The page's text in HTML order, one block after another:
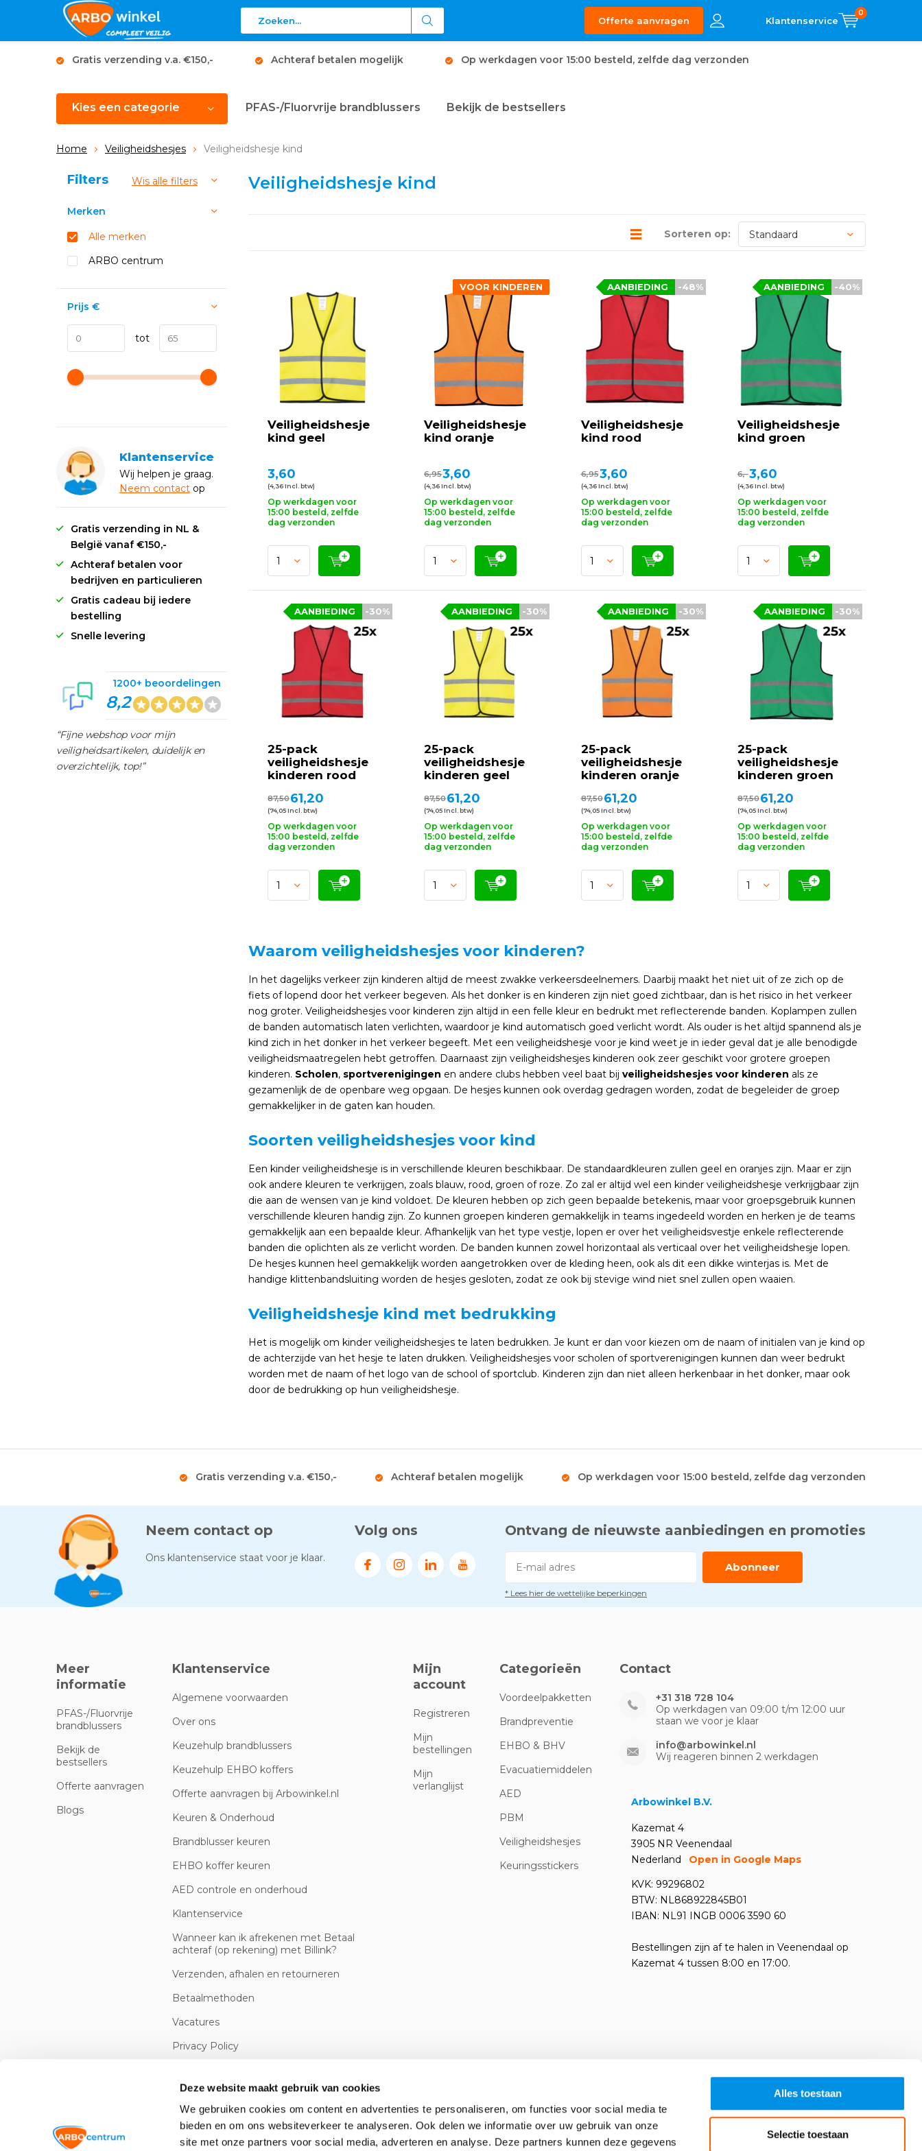
Deze website maakt gebruik van cookies
We gebruiken cookies om content en advertenties te personaliseren, om functies voor social media te
bieden en om ons websiteverkeer te analyseren. Ook delen we informatie over uw gebruik van onze
site met onze partners voor social media, adverteren en analyse. Deze partners kunnen deze gegevens
Alles toestaan
Selectie toestaan
Offerte aanvragen
0
Gratis verzending v.a. €150,- Achteraf betalen mogelijk Op werkdagen voor 15:00 besteld, zelfde dag verzonden
Kies een categorie PFAS-/Fluorvrije brandblussers Bekijk de bestsellers
Home Veiligheidshesjes Veiligheidshesje kind
Veiligheidshesje kind
Sorteren op:
Veiligheidshesje
kind geel
3,60
(4,36 Incl. btw)
Op werkdagen voor
15:00 besteld, zelfde
dag verzonden
Veiligheidshesje
kind oranje
VOOR KINDEREN
6,953,60
(4,36 Incl. btw)
Op werkdagen voor
15:00 besteld, zelfde
dag verzonden
Veiligheidshesje
kind rood
-48%
AANBIEDING
6,953,60
(4,36 Incl. btw)
Op werkdagen voor
15:00 besteld, zelfde
dag verzonden
Veiligheidshesje
kind groen
-40%
AANBIEDING
6,-3,60
(4,36 Incl. btw)
Op werkdagen voor
15:00 besteld, zelfde
dag verzonden
25-pack
veiligheidshesje
kinderen rood
-30%
AANBIEDING
87,5061,20
(74,05 Incl. btw)
Op werkdagen voor
15:00 besteld, zelfde
dag verzonden
25-pack
veiligheidshesje
kinderen geel
-30%
AANBIEDING
87,5061,20
(74,05 Incl. btw)
Op werkdagen voor
15:00 besteld, zelfde
dag verzonden
25-pack
veiligheidshesje
kinderen oranje
-30%
AANBIEDING
87,5061,20
(74,05 Incl. btw)
Op werkdagen voor
15:00 besteld, zelfde
dag verzonden
25-pack
veiligheidshesje
kinderen groen
-30%
AANBIEDING
87,5061,20
(74,05 Incl. btw)
Op werkdagen voor
15:00 besteld, zelfde
dag verzonden
Waarom veiligheidshesjes voor kinderen?
In het dagelijks verkeer zijn kinderen altijd de meest zwakke verkeersdeelnemers. Daarbij maakt het niet uit of ze zich op de
fiets of lopend door het verkeer begeven. Als het donker is en kinderen zijn niet goed zichtbaar, dan is het risico in het verkeer
nog groter. Veiligheidshesjes voor kinderen zijn altijd in een felle kleur en bedrukt met reflecterende banden. Koplampen zullen
de banden automatisch laten verlichten, waardoor je kind automatisch goed verlicht wordt. Als ouder is het altijd spannend als je
kind zich in het donker in het verkeer begeeft. Met een veiligheidshesje voor je kind weet je in ieder geval dat je alle benodigde
veiligheidsmaatregelen hebt getroffen. Daarnaast zijn veiligheidshesjes kinderen ook zeer geschikt voor grotere groepen
kinderen. Scholen, sportverenigingen en andere clubs hebben veel baat bij veiligheidshesjes voor kinderen als ze
gezamenlijk de de openbare weg opgaan. De hesjes kunnen ook overdag gedragen worden, zodat de begeleider de groep
gemakkelijker in de gaten kan houden.
Soorten veiligheidshesjes voor kind
Een kinder veiligheidshesje is in verschillende kleuren beschikbaar. De standaardkleuren zullen geel en oranjes zijn. Maar er zijn
ook andere kleuren te verkrijgen, zoals blauw, rood, groen of roze. Zo zal er altijd wel een kinder veiligheidshesje verkrijgbaar zijn
die aan de wensen van je kind voldoet. De kleuren hebben op zich geen bepaalde betekenis, maar voor groepsgebruik kunnen
verschillende kleuren handig zijn. Zo kunnen groepen kinderen gemakkelijk in teams ingedeeld worden en herken je de teams
gemakkelijk aan een bepaalde kleur. Afhankelijk van het type vestje, lopen er over het veiligheidsvestje enkele reflecterende
banden die oplichten als ze verlicht worden. De banden kunnen zowel horizontaal als verticaal over het veiligheidshesje lopen.
De hesjes kunnen heel gemakkelijk worden aangetrokken over de kleding heen, ook als dit een dikke winterjas is. Met de
handige klittenbandsluiting worden de hesjes gesloten, zodat ze ook bij stevige wind niet snel zullen open waaien.
Veiligheidshesje kind met bedrukking
Het is mogelijk om kinder veiligheidshesjes te laten bedrukken. Je kunt er dan voor kiezen om de naam of initialen van je kind op
de achterzijde van het hesje te laten drukken. Veiligheidshesjes voor scholen of sportverenigingen kunnen dan weer bedrukt
worden met de naam of het logo van de school of sportclub. Kinderen zijn dan niet alleen herkenbaar in het donker, maar ook
door de bedrukking op hun veiligheidshesje.
Sorteren op:
Filters Wis alle filters
Merken
Alle merken
ARBO centrum
Prijs €
tot
Klantenservice
Wij helpen je graag.
Neem contact op
Gratis verzending in NL &
België vanaf €150,-
Achteraf betalen voor
bedrijven en particulieren
Gratis cadeau bij iedere
bestelling
Snelle levering
8,2
1200+ beoordelingen
“Fijne webshop voor mijn
veiligheidsartikelen, duidelijk en
overzichtelijk, top!”
Gratis verzending v.a. €150,- Achteraf betalen mogelijk Op werkdagen voor 15:00 besteld, zelfde dag verzonden
Neem contact op
Ons klantenservice staat voor je klaar.
Volg ons Ontvang de nieuwste aanbiedingen en promoties
Abonneer
* Lees hier de wettelijke beperkingen
Meer
informatie
PFAS-/Fluorvrije
brandblussers
Bekijk de
bestsellers
Offerte aanvragen
Blogs
Klantenservice
Algemene voorwaarden
Over ons
Keuzehulp brandblussers
Keuzehulp EHBO koffers
Offerte aanvragen bij Arbowinkel.nl
Keuren & Onderhoud
Brandblusser keuren
EHBO koffer keuren
AED controle en onderhoud
Klantenservice
Wanneer kan ik afrekenen met Betaal
achteraf (op rekening) met Billink?
Verzenden, afhalen en retourneren
Betaalmethoden
Vacatures
Privacy Policy
Mijn
account
Registreren
Mijn
bestellingen
Mijn
verlanglijst
Categorieën
Voordeelpakketten
Brandpreventie
EHBO & BHV
Evacuatiemiddelen
AED
PBM
Veiligheidshesjes
Keuringsstickers
Contact
+31 318 728 104
Op werkdagen van 09:00 t/m 12:00 uur
staan we voor je klaar
info@arbowinkel.nl
Wij reageren binnen 2 werkdagen
Arbowinkel B.V.
Kazemat 4
3905 NR Veenendaal
Nederland
Open in Google Maps
KVK: 99296802
BTW: NL868922845B01
IBAN: NL91 INGB 0006 3590 60
Bestellingen zijn af te halen in Veenendaal op
Kazemat 4 tussen 8:00 en 17:00.